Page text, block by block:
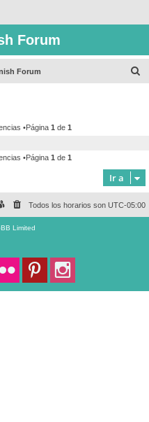
Forum
Forum
•Página 1 de 1
•Página 1 de 1
Ir a
Todos los horarios son UTC-05:00
Limited